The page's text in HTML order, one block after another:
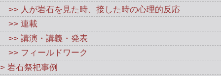
>> 人が岩石を見た時、接した時の心理的反応
>> 連載
>> 講演・講義・発表
>> フィールドワーク
> 岩石祭祀事例